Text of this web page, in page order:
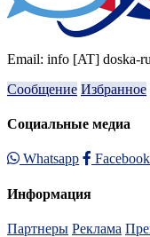
Email: info [AT] doska-
Сообщение Избранное
Социальные медиа
Whatsapp Facebook
Информация
Партнеры Реклама